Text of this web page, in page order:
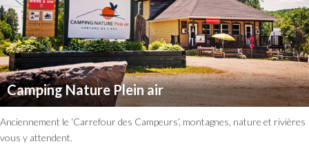
Camping Nature Plein air
Anciennement le ‘Carrefour des Campeurs’, montagnes, nature et rivières
vous y attendent.